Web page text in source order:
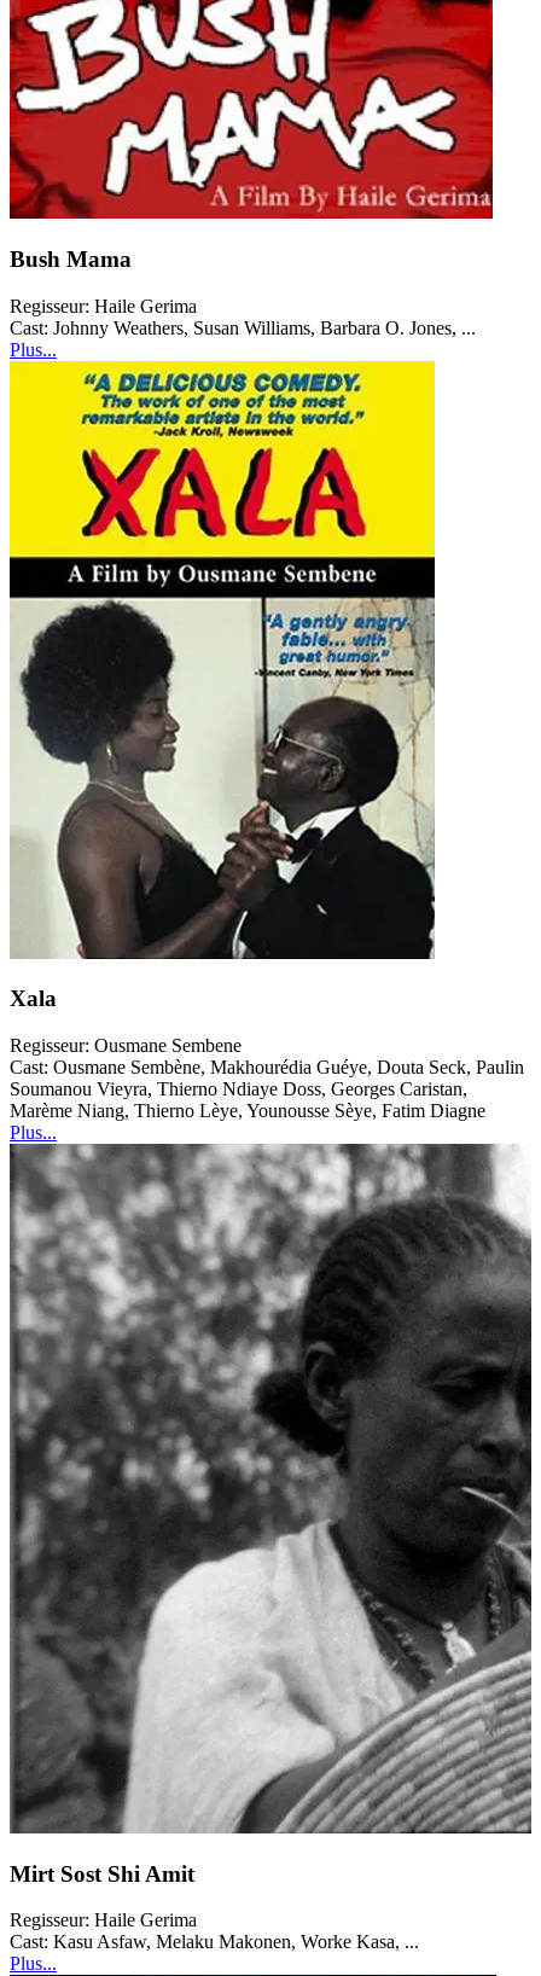
Bush Mama
Regisseur: Haile Gerima
Cast: Johnny Weathers, Susan Williams, Barbara O. Jones, ...
Plus...
Xala
Regisseur: Ousmane Sembene
Cast: Ousmane Sembène, Makhourédia Guéye, Douta Seck, Paulin
Soumanou Vieyra, Thierno Ndiaye Doss, Georges Caristan,
Marème Niang, Thierno Lèye, Younousse Sèye, Fatim Diagne
Plus...
Mirt Sost Shi Amit
Regisseur: Haile Gerima
Cast: Kasu Asfaw, Melaku Makonen, Worke Kasa, ...
Plus...